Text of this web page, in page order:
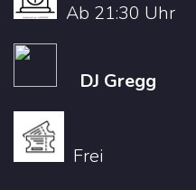
Ab 21:30 Uhr
DJ Gregg
Frei